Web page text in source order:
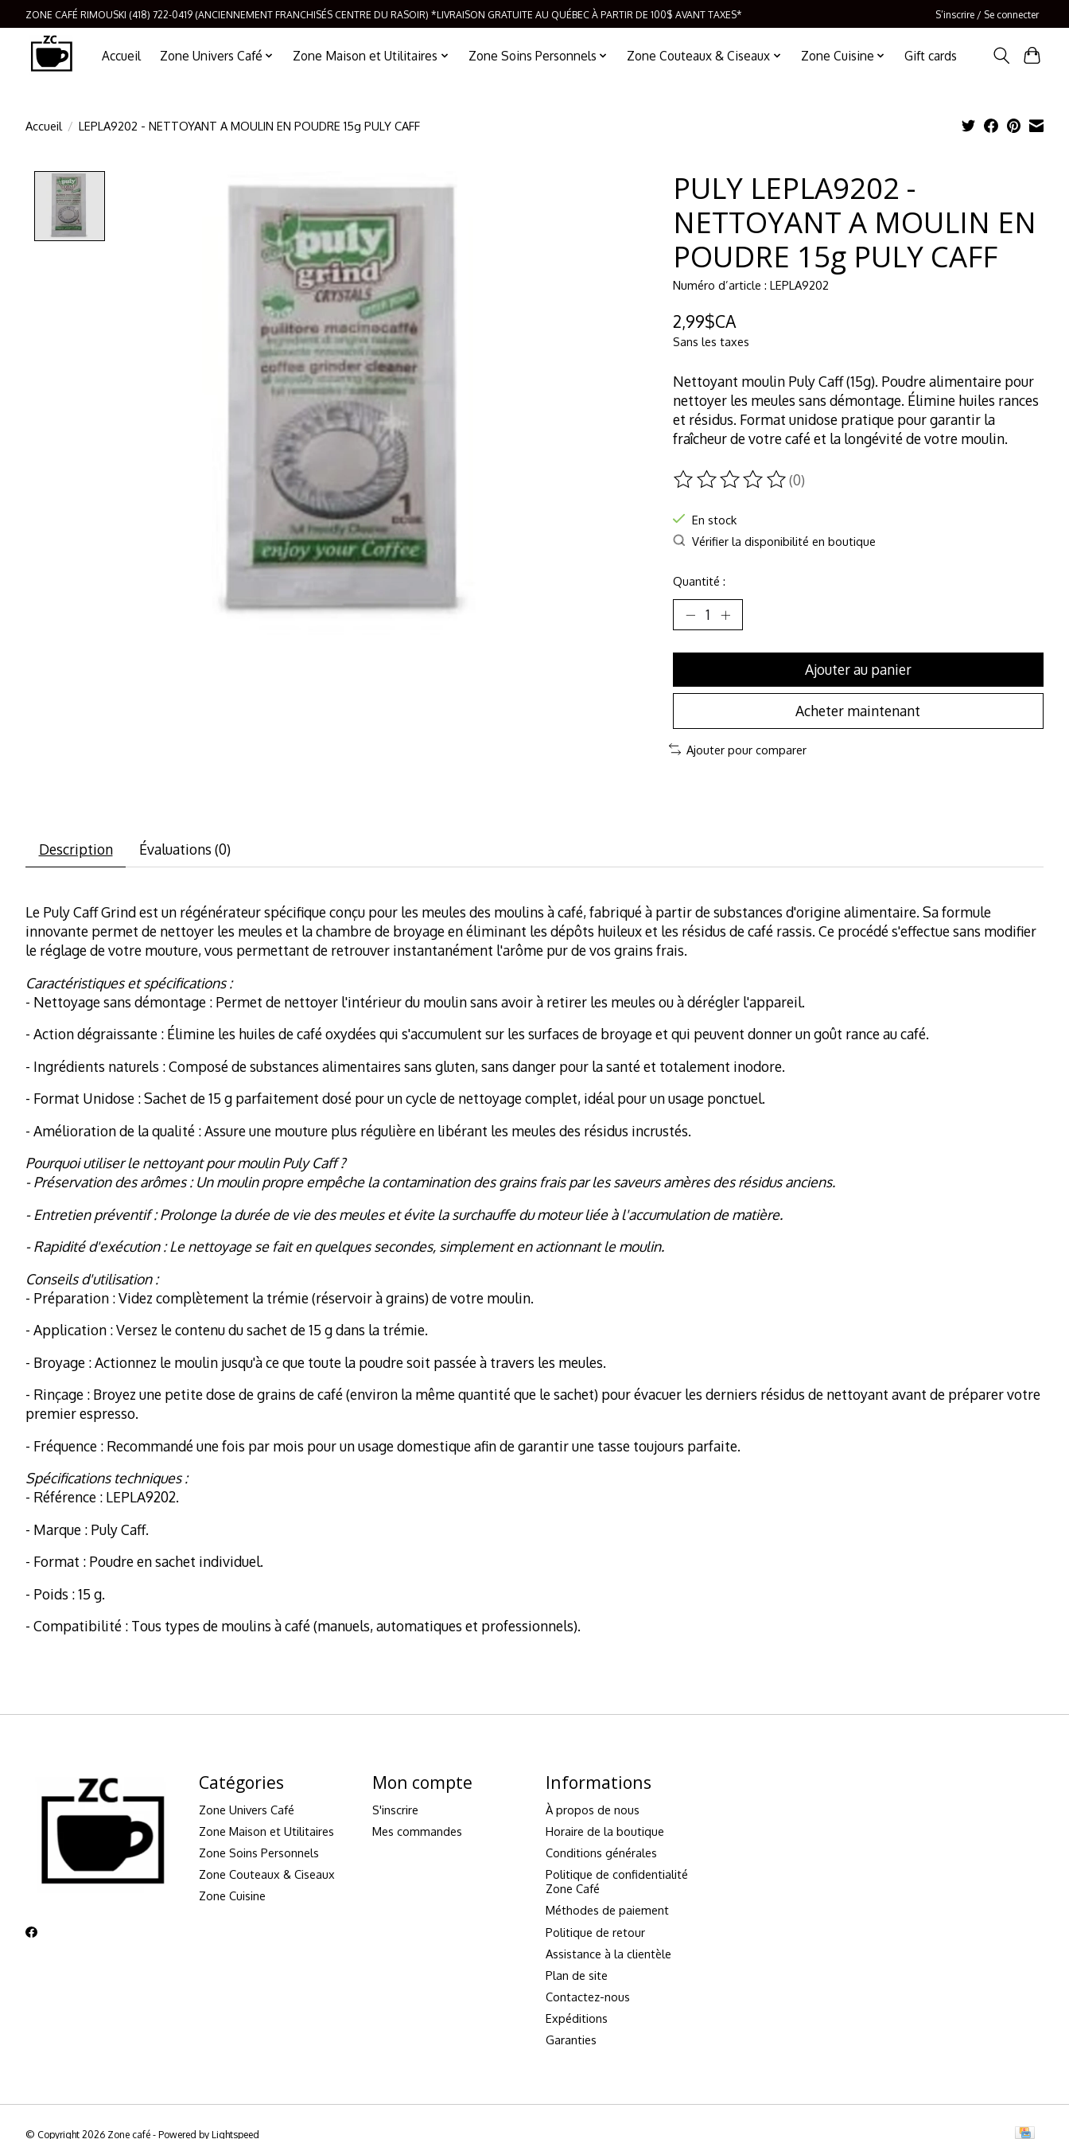
ZONE CAFÉ RIMOUSKI (418) 722-0419 (ANCIENNEMENT FRANCHISÉS CENTRE DU RASOIR) *LIVRAISON GRATUITE AU QUÉBEC À PARTIR DE 100$ AVANT TAXES* S’inscrire / Se connecter
Accueil Zone Univers Café Zone Maison et Utilitaires Zone Soins Personnels Zone Couteaux & Ciseaux Zone Cuisine Gift cards
Accueil / LEPLA9202 - NETTOYANT A MOULIN EN POUDRE 15g PULY CAFF
PULY LEPLA9202 -
NETTOYANT A MOULIN EN
POUDRE 15g PULY CAFF
Numéro d’article : LEPLA9202
2,99$CA
Sans les taxes
Nettoyant moulin Puly Caff (15g). Poudre alimentaire pour
nettoyer les meules sans démontage. Élimine huiles rances
et résidus. Format unidose pratique pour garantir la
fraîcheur de votre café et la longévité de votre moulin.
Ce produit est évalué à
(0)
En stock
Vérifier la disponibilité en boutique
Quantité :
Ajouter au panier
Acheter maintenant
Ajouter pour comparer
Description Évaluations (0)
Le Puly Caff Grind est un régénérateur spécifique conçu pour les meules des moulins à café, fabriqué à partir de substances d'origine alimentaire. Sa formule
innovante permet de nettoyer les meules et la chambre de broyage en éliminant les dépôts huileux et les résidus de café rassis. Ce procédé s'effectue sans modifier
le réglage de votre mouture, vous permettant de retrouver instantanément l'arôme pur de vos grains frais.
Caractéristiques et spécifications :
- Nettoyage sans démontage : Permet de nettoyer l'intérieur du moulin sans avoir à retirer les meules ou à dérégler l'appareil.
- Action dégraissante : Élimine les huiles de café oxydées qui s'accumulent sur les surfaces de broyage et qui peuvent donner un goût rance au café.
- Ingrédients naturels : Composé de substances alimentaires sans gluten, sans danger pour la santé et totalement inodore.
- Format Unidose : Sachet de 15 g parfaitement dosé pour un cycle de nettoyage complet, idéal pour un usage ponctuel.
- Amélioration de la qualité : Assure une mouture plus régulière en libérant les meules des résidus incrustés.
Pourquoi utiliser le nettoyant pour moulin Puly Caff ?
- Préservation des arômes : Un moulin propre empêche la contamination des grains frais par les saveurs amères des résidus anciens.
- Entretien préventif : Prolonge la durée de vie des meules et évite la surchauffe du moteur liée à l'accumulation de matière.
- Rapidité d'exécution : Le nettoyage se fait en quelques secondes, simplement en actionnant le moulin.
Conseils d'utilisation :
- Préparation : Videz complètement la trémie (réservoir à grains) de votre moulin.
- Application : Versez le contenu du sachet de 15 g dans la trémie.
- Broyage : Actionnez le moulin jusqu'à ce que toute la poudre soit passée à travers les meules.
- Rinçage : Broyez une petite dose de grains de café (environ la même quantité que le sachet) pour évacuer les derniers résidus de nettoyant avant de préparer votre
premier espresso.
- Fréquence : Recommandé une fois par mois pour un usage domestique afin de garantir une tasse toujours parfaite.
Spécifications techniques :
- Référence : LEPLA9202.
- Marque : Puly Caff.
- Format : Poudre en sachet individuel.
- Poids : 15 g.
- Compatibilité : Tous types de moulins à café (manuels, automatiques et professionnels).
Catégories
Zone Univers Café
Zone Maison et Utilitaires
Zone Soins Personnels
Zone Couteaux & Ciseaux
Zone Cuisine
Mon compte
S'inscrire
Mes commandes
Informations
À propos de nous
Horaire de la boutique
Conditions générales
Politique de confidentialité
Zone Café
Méthodes de paiement
Politique de retour
Assistance à la clientèle
Plan de site
Contactez-nous
Expéditions
Garanties
© Copyright 2026 Zone café - Powered byLightspeed